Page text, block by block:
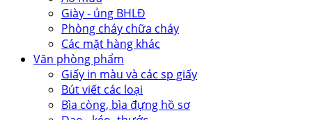
Giày - ủng BHLĐ
Phòng cháy chữa cháy
Các mặt hàng khác
Văn phòng phẩm
Giấy in màu và các sp giấy
Bút viết các loại
Bìa còng, bìa đựng hồ sơ